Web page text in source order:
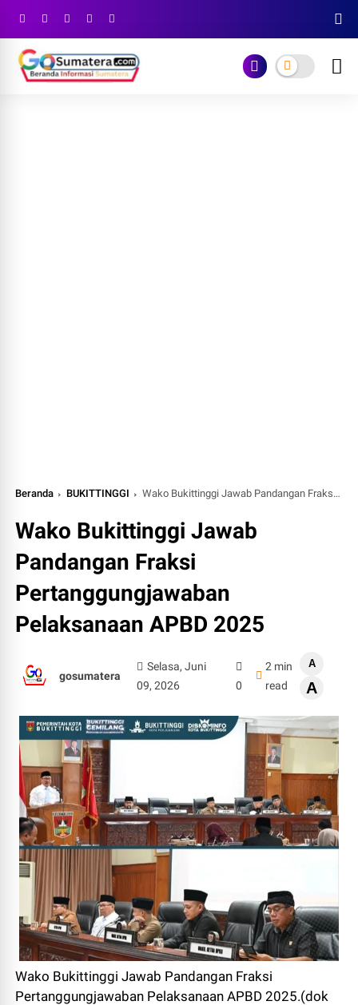
Beranda BUKITTINGGI Wako Bukittinggi Jawab Pandangan Fraksi Pertanggungjawaban Pelaksanaan APBD 2025
Wako Bukittinggi Jawab
Pandangan Fraksi
Pertanggungjawaban
Pelaksanaan APBD 2025
gosumatera
Selasa, Juni
09, 2026
0
2 min
read
A
A
Wako Bukittinggi Jawab Pandangan Fraksi
Pertanggungjawaban Pelaksanaan APBD 2025.(dok